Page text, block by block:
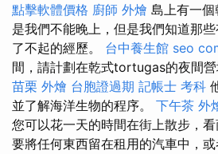
點擊軟體價格 廚師 外燴 島上有一
是我們不能晚上，但是我們知道那
了不起的經歷。 台中養生館 seo
間，請計劃在乾式tortugas的夜間營
苗栗 外燴 台胞證過期 記帳士 考科
並了解海洋生物的程序。 下午茶 外
您可以花一天的時間在街上散步，
要將任何東西留在租用的汽車中，